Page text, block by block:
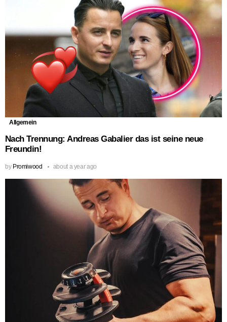
Allgemein
Nach Trennung: Andreas Gabalier das ist seine neue
Freundin!
by Promiwood about a year ago